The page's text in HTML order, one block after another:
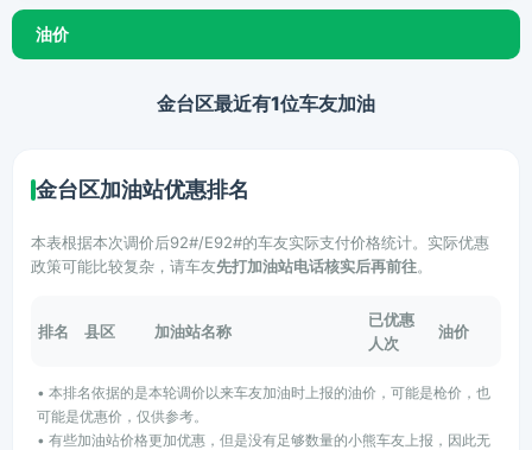
油价
金台区最近有1位车友加油
金台区加油站优惠排名
本表根据本次调价后92#/E92#的车友实际支付价格统计。实际优惠
政策可能比较复杂，请车友先打加油站电话核实后再前往。
排名 县区 加油站名称
已优惠
人次
油价
• 本排名依据的是本轮调价以来车友加油时上报的油价，可能是枪价，也
可能是优惠价，仅供参考。
• 有些加油站价格更加优惠，但是没有足够数量的小熊车友上报，因此无